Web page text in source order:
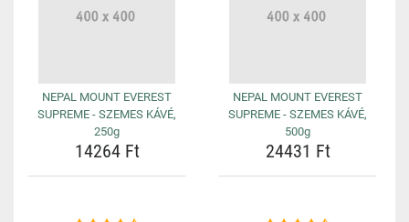
NEPAL MOUNT EVEREST
SUPREME - SZEMES KÁVÉ,
250g
14264 Ft
NEPAL MOUNT EVEREST
SUPREME - SZEMES KÁVÉ,
500g
24431 Ft